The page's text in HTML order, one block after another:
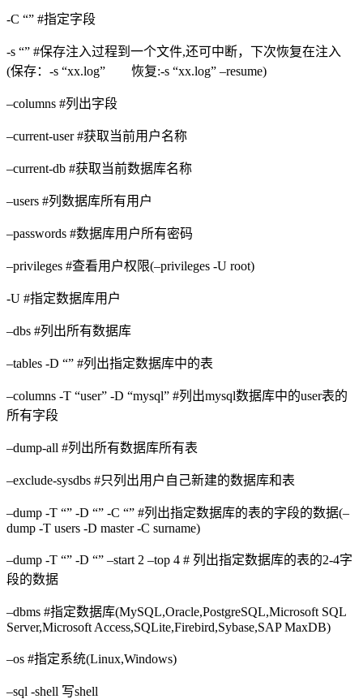
-C “” #指定字段
-s “” #保存注入过程到一个文件,还可中断，下次恢复在注入
(保存：-s “xx.log” 恢复:-s “xx.log” –resume)
–columns #列出字段
–current-user #获取当前用户名称
–current-db #获取当前数据库名称
–users #列数据库所有用户
–passwords #数据库用户所有密码
–privileges #查看用户权限(–privileges -U root)
-U #指定数据库用户
–dbs #列出所有数据库
–tables -D “” #列出指定数据库中的表
–columns -T “user” -D “mysql” #列出mysql数据库中的user表的
所有字段
–dump-all #列出所有数据库所有表
–exclude-sysdbs #只列出用户自己新建的数据库和表
–dump -T “” -D “” -C “” #列出指定数据库的表的字段的数据(–
dump -T users -D master -C surname)
–dump -T “” -D “” –start 2 –top 4 # 列出指定数据库的表的2-4字
段的数据
–dbms #指定数据库(MySQL,Oracle,PostgreSQL,Microsoft SQL
Server,Microsoft Access,SQLite,Firebird,Sybase,SAP MaxDB)
–os #指定系统(Linux,Windows)
–sql -shell 写shell